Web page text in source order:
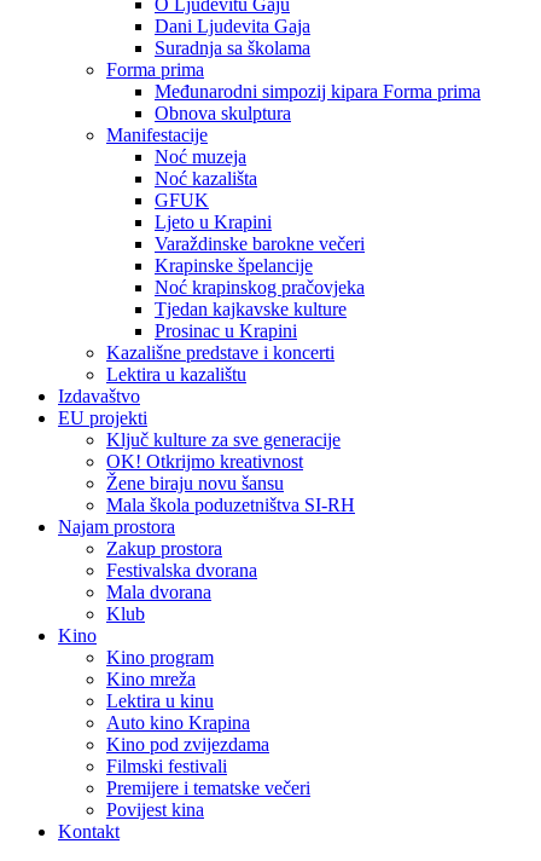
O Ljudevitu Gaju
Dani Ljudevita Gaja
Suradnja sa školama
Forma prima
Međunarodni simpozij kipara Forma prima
Obnova skulptura
Manifestacije
Noć muzeja
Noć kazališta
GFUK
Ljeto u Krapini
Varaždinske barokne večeri
Krapinske špelancije
Noć krapinskog pračovjeka
Tjedan kajkavske kulture
Prosinac u Krapini
Kazališne predstave i koncerti
Lektira u kazalištu
Izdavaštvo
EU projekti
Ključ kulture za sve generacije
OK! Otkrijmo kreativnost
Žene biraju novu šansu
Mala škola poduzetništva SI-RH
Najam prostora
Zakup prostora
Festivalska dvorana
Mala dvorana
Klub
Kino
Kino program
Kino mreža
Lektira u kinu
Auto kino Krapina
Kino pod zvijezdama
Filmski festivali
Premijere i tematske večeri
Povijest kina
Kontakt